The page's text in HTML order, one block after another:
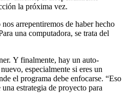
la próxima vez.
arrepentiremos de haber hecho
una computadora, se trata del
Y finalmente, hay un auto-
especialmente si eres un
el programa debe enfocarse. “Eso
estrategia de proyecto para